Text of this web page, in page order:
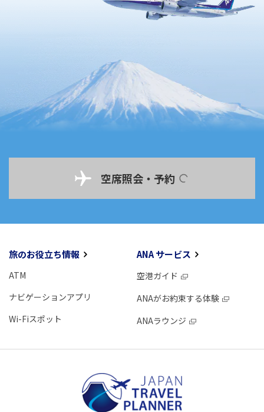
空席照会・予約
旅のお役立ち情報
ATM
ナビゲーションアプリ
Wi-Fiスポット
ANA サービス
空港ガイド
ANAがお約束する体験
ANAラウンジ